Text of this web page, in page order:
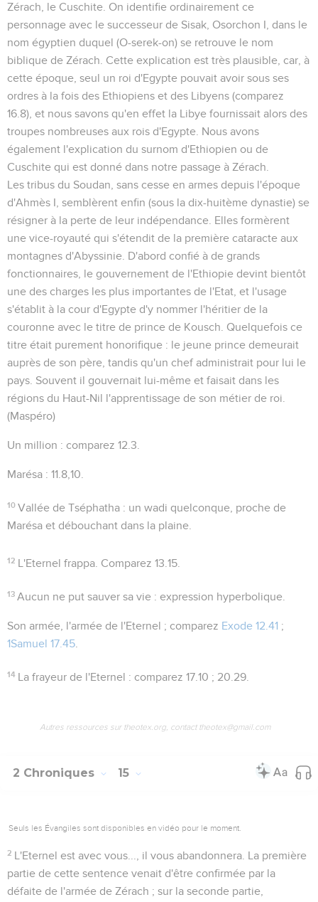
Zérach, le Cuschite . On identifie ordinairement ce
personnage avec le successeur de Sisak, Osorchon I, dans le
nom égyptien duquel (O-serek-on) se retrouve le nom
biblique de Zérach. Cette explication est très plausible, car, à
cette époque, seul un roi d'Egypte pouvait avoir sous ses
ordres à la fois des Ethiopiens et des Libyens (comparez
16.8), et nous savons qu'en effet la Libye fournissait alors des
troupes nombreuses aux rois d'Egypte. Nous avons
également l'explication du surnom d'Ethiopien ou de
Cuschite qui est donné dans notre passage à Zérach.
Les tribus du Soudan, sans cesse en armes depuis l'époque
d'Ahmès I, semblèrent enfin (sous la dix-huitème dynastie) se
résigner à la perte de leur indépendance. Elles formèrent
une vice-royauté qui s'étendit de la première cataracte aux
montagnes d'Abyssinie. D'abord confié à de grands
fonctionnaires, le gouvernement de l'Ethiopie devint bientôt
une des charges les plus importantes de l'Etat, et l'usage
s'établit à la cour d'Egypte d'y nommer l'héritier de la
couronne avec le titre de prince de Kousch. Quelquefois ce
titre était purement honorifique : le jeune prince demeurait
auprès de son père, tandis qu'un chef administrait pour lui le
pays. Souvent il gouvernait lui-même et faisait dans les
régions du Haut-Nil l'apprentissage de son métier de roi.
(Maspéro)
Un million : comparez 12.3
Marésa : 11.8,10
10 Vallée de Tséphatha : un wadi quelconque, proche de
Marésa et débouchant dans la plaine.
12 L'Eternel frappa . Comparez13.15
13 Aucun ne put sauver sa vie : expression hyperbolique.
Son armée , l'armée de l'Eternel ; comparez Exode 12.41 ;
1Samuel 17.45
14 La frayeur de l'Eternel : comparez17.10 ; 20.29
Autres ressources sur theotex.org, contact theotex@gmail.com
2 Chroniques 15
Seuls les Évangiles sont disponibles en vidéo pour le moment.
2 L'Eternel est avec vous..., il vous abandonnera . La première
partie de cette sentence venait d'être confirmée par la
défaite de l'armée de Zérach ; sur la seconde partie,